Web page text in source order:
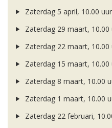
Zaterdag 5 april, 10.00 uur
Zaterdag 29 maart, 10.00
Zaterdag 22 maart, 10.00
Zaterdag 15 maart, 10.00
Zaterdag 8 maart, 10.00
Zaterdag 1 maart, 10.00
Zaterdag 22 februari,